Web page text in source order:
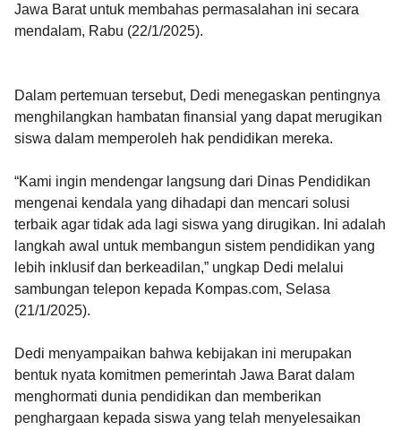
Jawa Barat untuk membahas permasalahan ini secara
mendalam, Rabu (22/1/2025).
Dalam pertemuan tersebut, Dedi menegaskan pentingnya
menghilangkan hambatan finansial yang dapat merugikan
siswa dalam memperoleh hak pendidikan mereka.
“Kami ingin mendengar langsung dari Dinas Pendidikan
mengenai kendala yang dihadapi dan mencari solusi
terbaik agar tidak ada lagi siswa yang dirugikan. Ini adalah
langkah awal untuk membangun sistem pendidikan yang
lebih inklusif dan berkeadilan,” ungkap Dedi melalui
sambungan telepon kepada Kompas.com, Selasa
(21/1/2025).
Dedi menyampaikan bahwa kebijakan ini merupakan
bentuk nyata komitmen pemerintah Jawa Barat dalam
menghormati dunia pendidikan dan memberikan
penghargaan kepada siswa yang telah menyelesaikan